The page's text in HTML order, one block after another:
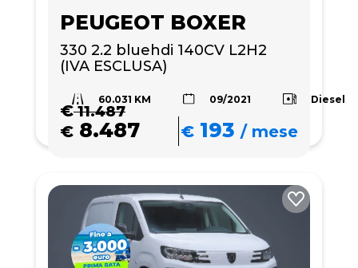
PEUGEOT BOXER
330 2.2 bluehdi 140CV L2H2
(IVA ESCLUSA)
60.031 KM 09/2021 Diesel
€11.487
€ 8.487 € 193 /mese